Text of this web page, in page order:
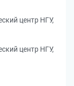
центр НГУ,
центр НГУ,